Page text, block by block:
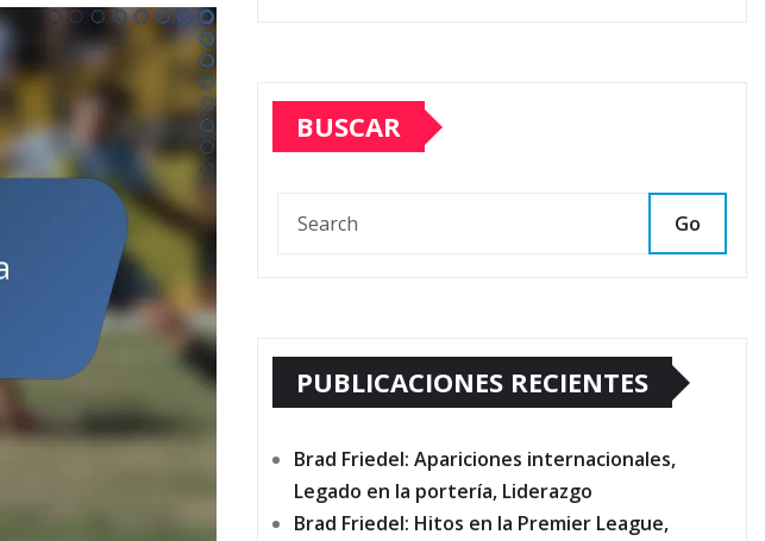
BUSCAR
Go
PUBLICACIONES RECIENTES
Brad Friedel: Apariciones internacionales,
Legado en la portería, Liderazgo
Brad Friedel: Hitos en la Premier League,